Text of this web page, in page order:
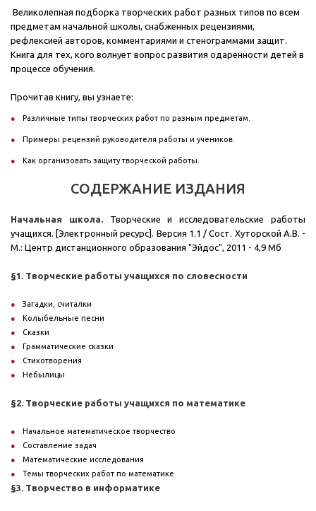
Великолепная подборка творческих работ разных типов по всем
предметам начальной школы, снабженных рецензиями,
рефлексией авторов, комментариями и стенограммами защит.
Книга для тех, кого волнует вопрос развития одаренности детей в
процессе обучения.
Прочитав книгу, вы узнаете:
Различные типы творческих работ по разным предметам.
Примеры рецензий руководителя работы и учеников.
Как организовать защиту творческой работы.
СОДЕРЖАНИЕ ИЗДАНИЯ
Начальная школа. Творческие и исследовательские работы
учащихся. [Электронный ресурс]. Версия 1.1 / Сост. Хуторской А.В. -
М.: Центр дистанционного образования "Эйдос", 2011 - 4,9 Мб
§1. Творческие работы учащихся по словесности
Загадки, считалки
Колыбельные песни
Сказки
Грамматические сказки
Стихотворения
Небылицы
§2. Творческие работы учащихся по математике
Начальное математическое творчество
Составление задач
Математические исследования
Темы творческих работ по математике
§3. Творчество в информатике